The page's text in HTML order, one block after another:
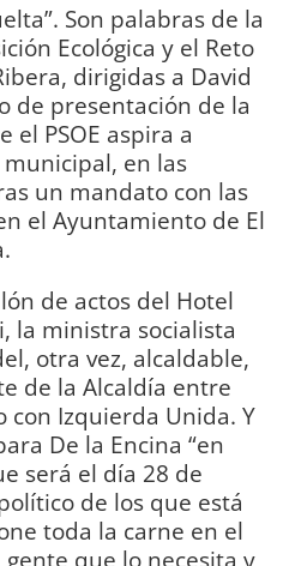
Son palabras de la
Ecológica y el Reto
dirigidas a David
de presentación de la
el PSOE aspira a
en las
un mandato con las
el Ayuntamiento de El
de actos del Hotel
la ministra socialista
otra vez, alcaldable,
de la Alcaldía entre
con Izquierda Unida. Y
De la Encina “en
será el día 28 de
de los que está
toda la carne en el
que lo necesita y